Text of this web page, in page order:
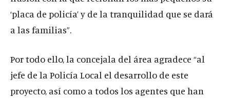
‘placa de policía’ y de la tranquilidad que se dará
a las familias”.
Por todo ello, la concejala del área agradece “al
jefe de la Policía Local el desarrollo de este
proyecto, así como a todos los agentes que han